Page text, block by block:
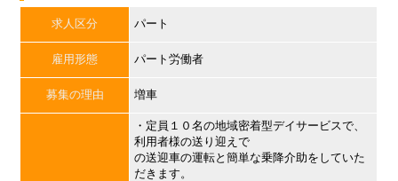
求人区分 パート
雇用形態 パート労働者
募集の理由 増車
・定員１０名の地域密着型デイサービスで、
利用者様の送り迎えで
の送迎車の運転と簡単な乗降介助をしていた
だきます。